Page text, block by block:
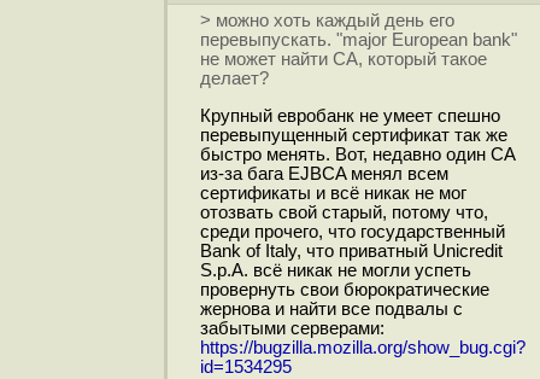
> можно хоть каждый день его
перевыпускать. "major European bank"
не может найти CA, который такое
делает?
Крупный евробанк не умеет спешно
перевыпущенный сертификат так же
быстро менять. Вот, недавно один CA
из-за бага EJBCA менял всем
сертификаты и всё никак не мог
отозвать свой старый, потому что,
среди прочего, что государственный
Bank of Italy, что приватный Unicredit
S.p.A. всё никак не могли успеть
провернуть свои бюрократические
жернова и найти все подвалы с
забытыми серверами:
https://bugzilla.mozilla.org/show_bug.cgi?
id=1534295